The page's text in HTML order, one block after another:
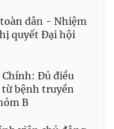
toàn dân - Nhiệm
quyết Đại hội
Đủ điều
từ bệnh truyền
B